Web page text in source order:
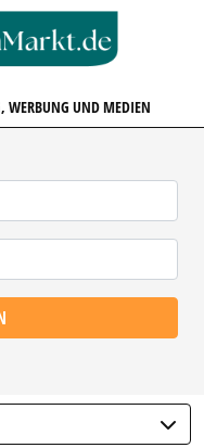
WERBUNG UND MEDIEN